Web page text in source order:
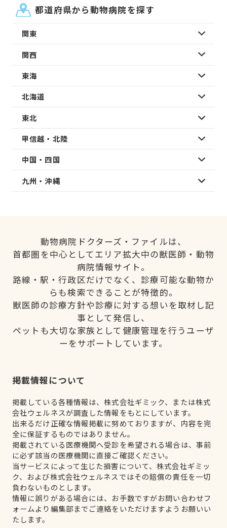
都道府県から動物病院を探す
関東
関西
東海
北海道
東北
甲信越・北陸
中国・四国
九州・沖縄
動物病院ドクターズ・ファイルは、
首都圏を中心としてエリア拡大中の獣医師・動物
病院情報サイト。
路線・駅・行政区だけでなく、診療可能な動物か
らも検索できることが特徴的。
獣医師の診療方針や診療に対する想いを取材し記
事として発信し、
ペットも大切な家族として健康管理を行うユーザ
ーをサポートしています。
掲載情報について
掲載している各種情報は、株式会社ギミック、または株式
会社ウェルネスが調査した情報をもとにしています。
出来るだけ正確な情報掲載に努めておりますが、内容を完
全に保証するものではありません。
掲載されている医療機関へ受診を希望される場合は、事前
に必ず該当の医療機関に直接ご確認ください。
当サービスによって生じた損害について、株式会社ギミッ
ク、および株式会社ウェルネスではその賠償の責任を一切
負わないものとします。
情報に誤りがある場合には、お手数ですがお問い合わせフ
ォームより編集部までご連絡をいただけますようお願いい
たします。